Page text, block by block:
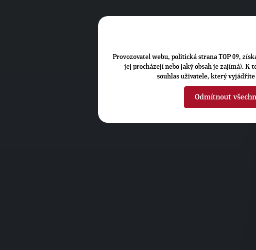
Provozovatel webu, politická strana TOP 09,
jej procházejí nebo jaký obsah je zajímá). K
souhlas uživatele, který vyjádříte
Odmítnout